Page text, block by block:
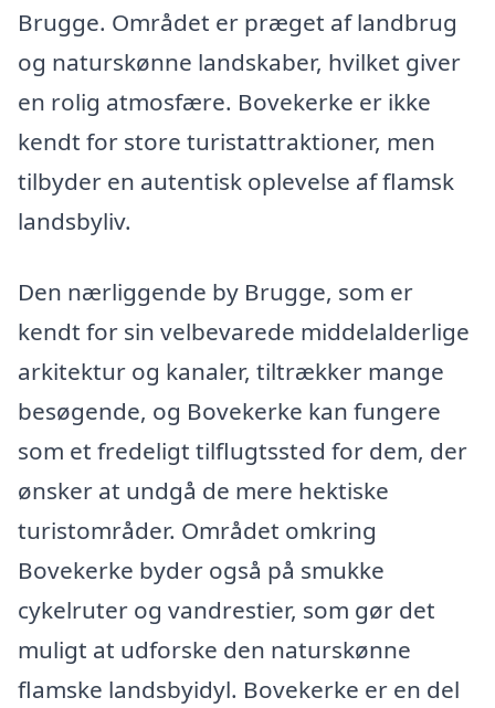
Brugge. Området er præget af landbrug
og naturskønne landskaber, hvilket giver
en rolig atmosfære. Bovekerke er ikke
kendt for store turistattraktioner, men
tilbyder en autentisk oplevelse af flamsk
landsbyliv.
Den nærliggende by Brugge, som er
kendt for sin velbevarede middelalderlige
arkitektur og kanaler, tiltrækker mange
besøgende, og Bovekerke kan fungere
som et fredeligt tilflugtssted for dem, der
ønsker at undgå de mere hektiske
turistområder. Området omkring
Bovekerke byder også på smukke
cykelruter og vandrestier, som gør det
muligt at udforske den naturskønne
flamske landsbyidyl. Bovekerke er en del